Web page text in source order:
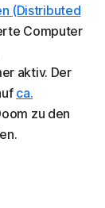
(Distributed
Computer
aktiv. Der
ca.
zu den